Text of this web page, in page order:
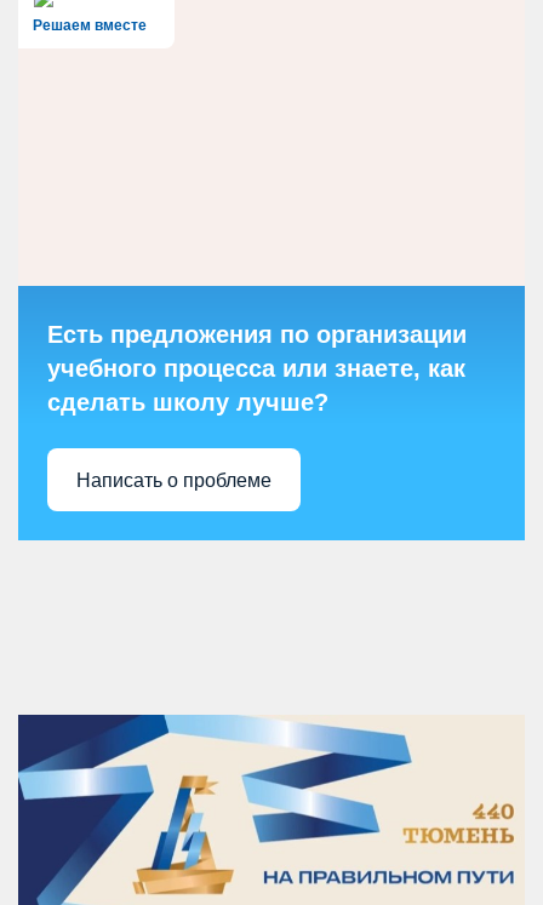
Решаем вместе
Есть предложения по организации
учебного процесса или знаете, как
сделать школу лучше?
Написать о проблеме